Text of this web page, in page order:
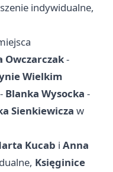
indywidualne,
Owczarczak-
Wielkim
Blanka Wysocka -
Sienkiewicza w
Kucab i Anna
Księginice